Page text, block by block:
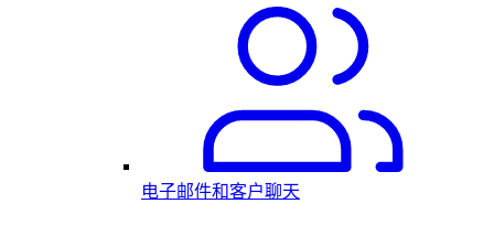
电子邮件和客户聊天